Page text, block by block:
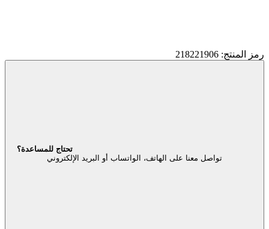
رمز المنتج: 218221906
تحتاج للمساعدة؟
تواصل معنا على الهاتف، الواتساب أو البريد الإلكتروني